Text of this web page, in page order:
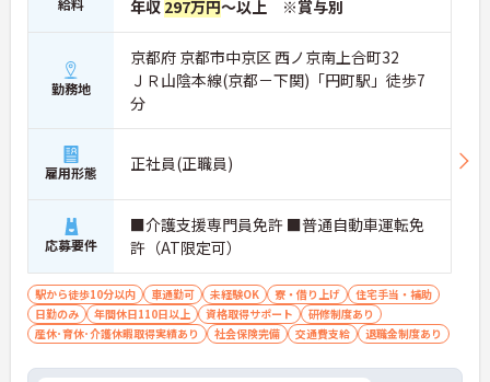
年収 297万円～以上 ※賞与別
勤務地
京都府 京都市中京区 西ノ京南上合町32
ＪＲ山陰本線(京都－下関)「円町駅」徒歩7
分
雇用形態 正社員(正職員)
応募要件
■介護支援専門員免許 ■普通自動車運転免
許（AT限定可）
駅から徒歩10分以内 車通勤可 未経験OK 寮・借り上げ
住宅手当・補助
日勤のみ
年間休日110日以上 資格取得サポート
研修制度あり
産休･育休･介護休暇取得実績あり
社会保険完備 交通費支給 退職金制度あり